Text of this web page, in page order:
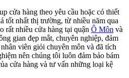
cửa hàng theo yêu cầu hoặc có thiết
tốt nhất thị trường, từ nhiều năm qua
rất nhiều cửa hàng tại quận Ô Môn và
gian đẹp mắt, chuyên nghiệp, đảm
viên giỏi chuyên môn và đã tích
nên chúng tôi luôn đảm bảo bám
cửa hàng và tư vấn những loại kệ